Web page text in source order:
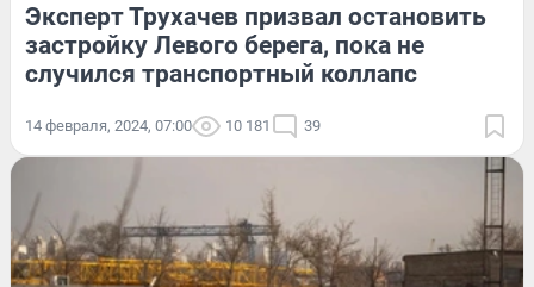
Эксперт Трухачев призвал остановить
застройку Левого берега, пока не
случился транспортный коллапс
14 февраля, 2024, 07:00 10 181 39